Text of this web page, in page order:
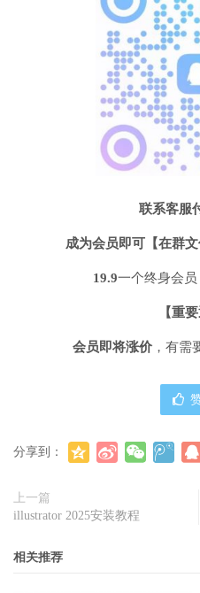
联系客服
成为会员即可【在群
19.9一个终身会员
【重
会员即将涨价，有需
分享到：
上一篇
illustrator 2025安装教程
相关推荐